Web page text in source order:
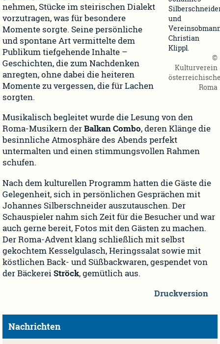
und
Christian
Klippl.
©
Kulturverein
Roma
nehmen, Stücke im steirischen Dialekt
vorzutragen, was für besondere
Momente sorgte. Seine persönliche
und spontane Art vermittelte dem
Publikum tiefgehende Inhalte –
Geschichten, die zum Nachdenken
anregten, ohne dabei die heiteren
Momente zu vergessen, die für Lachen
sorgten.
Musikalisch begleitet wurde die Lesung von den
Roma-Musikern derBalkan Combo, deren Klänge die
besinnliche Atmosphäre des Abends perfekt
untermalten und einen stimmungsvollen Rahmen
schufen.
Nach dem kulturellen Programm hatten die Gäste die
Gelegenheit, sich in persönlichen Gesprächen mit
Johannes Silberschneider auszutauschen. Der
Schauspieler nahm sich Zeit für die Besucher und war
auch gerne bereit, Fotos mit den Gästen zu machen.
Der Roma-Advent klang schließlich mit selbst
gekochtem Kesselgulasch, Heringssalat sowie mit
köstlichen Back- und Süßbackwaren, gespendet von
der Bäckerei Ströck, gemütlich aus.
Druckversion
Nachrichten